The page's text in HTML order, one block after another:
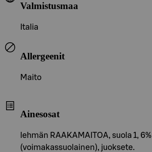
Valmistusmaa
Italia
Allergeenit
Maito
Ainesosat
lehmän RAAKAMAITOA, suola 1, 6%
(voimakassuolainen), juoksete.